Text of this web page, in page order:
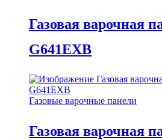
Газовая варочная
G641EXB
Газовые варочные панели
Газовая варочная